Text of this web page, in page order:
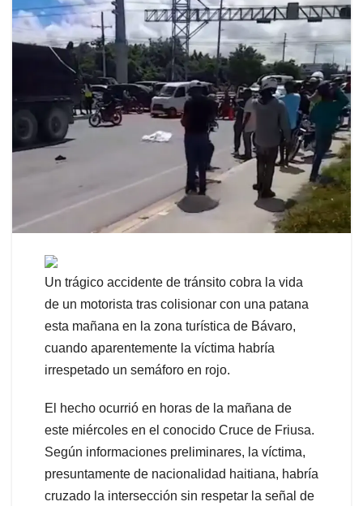
Un trágico accidente de tránsito cobra la vida
de un motorista tras colisionar con una patana
esta mañana en la zona turística de Bávaro,
cuando aparentemente la víctima habría
irrespetado un semáforo en rojo.
El hecho ocurrió en horas de la mañana de
este miércoles en el conocido Cruce de Friusa.
Según informaciones preliminares, la víctima,
presuntamente de nacionalidad haitiana, habría
cruzado la intersección sin respetar la señal de